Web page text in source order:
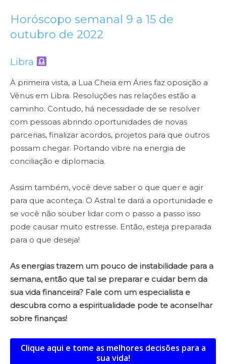
Horóscopo semanal 9 a 15 de
outubro de 2022
Libra
À primeira vista, a Lua Cheia em Áries faz oposição a
Vênus em Libra. Resoluções nas relações estão a
caminho. Contudo, há necessidade de se resolver
com pessoas abrindo oportunidades de novas
parcerias, finalizar acordos, projetos para que outros
possam chegar. Portando vibre na energia de
conciliação e diplomacia.
Assim também, você deve saber o que quer e agir
para que aconteça. O Astral te dará a oportunidade e
se você não souber lidar com o passo a passo isso
pode causar muito estresse. Então, esteja preparada
para o que deseja!
As energias trazem um pouco de instabilidade para a
semana, então que tal se preparar e cuidar bem da
sua vida financeira? Fale com um especialista e
descubra como a espiritualidade pode te aconselhar
sobre finanças!
Clique aqui e tome as melhores decisões para a
sua vida!